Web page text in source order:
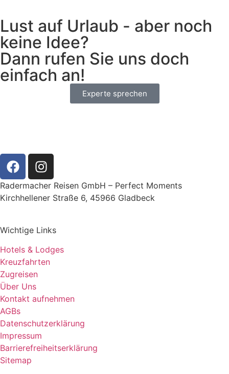
Lust auf Urlaub - aber noch
keine Idee?
Dann rufen Sie uns doch
einfach an!
Experte sprechen
Radermacher Reisen GmbH – Perfect Moments
Kirchhellener Straße 6, 45966 Gladbeck
Wichtige Links
Hotels & Lodges
Kreuzfahrten
Zugreisen
Über Uns
Kontakt aufnehmen
AGBs
Datenschutzerklärung
Impressum
Barrierefreiheitserklärung
Sitemap